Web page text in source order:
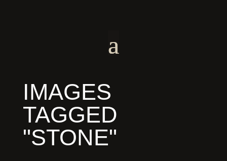
IMAGES
TAGGED
"STONE"